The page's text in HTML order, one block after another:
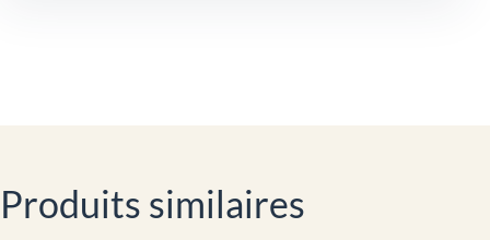
Produits similaires